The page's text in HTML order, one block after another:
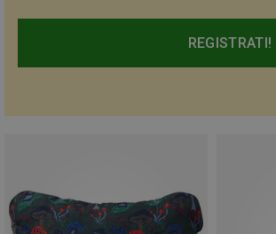
REGISTRATI!